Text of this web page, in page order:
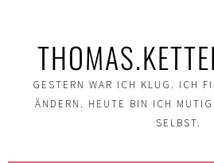
GESTERN WAR ICH KLUG. ICH
ÄNDERN. HEUTE BIN ICH
SELBST.